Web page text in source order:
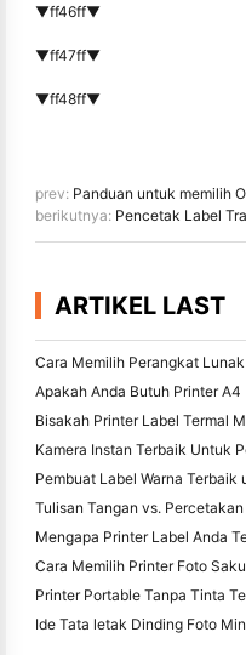
▼ff46ff▼
▼ff47ff▼
▼ff48ff▼
prev: Panduan untuk memilih Overprinter
berikutnya: Pencetak Label Transfer Termal
ARTIKEL LAST
Mengapa Printer Label Anda